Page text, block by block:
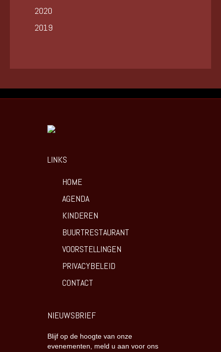
2020
2019
LINKS
HOME
AGENDA
KINDEREN
BUURTRESTAURANT
VOORSTELLINGEN
PRIVACYBELEID
CONTACT
NIEUWSBRIEF
Blijf op de hoogte van onze
evenementen, meld u aan voor ons